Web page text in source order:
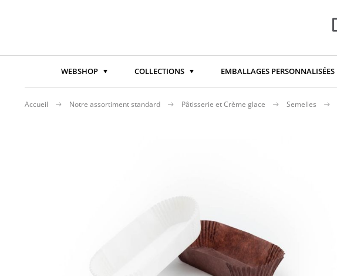
WEBSHOP COLLECTIONS EMBALLAGES PERSONNALISÉES
Accueil Notre assortiment standard Pâtisserie et Crème glace Semelles